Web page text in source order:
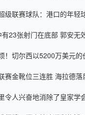
级联赛球队：港口的年轻
）23张射门在底部 郭安无
！切尔西以5200万美元的
赛金靴位三连胜 海拉德落
令人兴奋地消除了皇家学